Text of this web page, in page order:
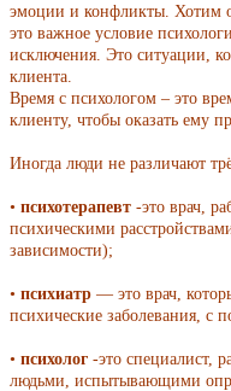
эмоции и конфликты. Хотим
это важное условие
исключения. Это ситуации,
клиента.
Время с психологом – это
клиенту, чтобы оказать ему
Иногда люди не различают
• психотерапевт -это врач,
психическими
зависимости);
• психиатр — это врач,
психические заболевания, с
• психолог -это специалист,
людьми, испытывающими